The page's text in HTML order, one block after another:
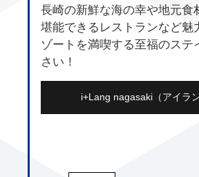
長崎の新鮮な海の幸や地元食
堪能できるレストランなど魅
ゾートを満喫する至福のステ
さい！
i+Lang nagasaki（アイラ